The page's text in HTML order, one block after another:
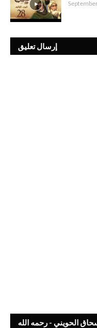
إرسال تعليق
الحويني - رحمه الله